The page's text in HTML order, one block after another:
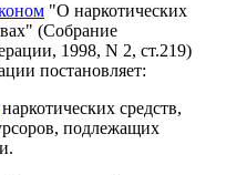
"О наркотических
(Собрание
1998, N 2, ст.219)
постановляет:
наркотических средств,
подлежащих